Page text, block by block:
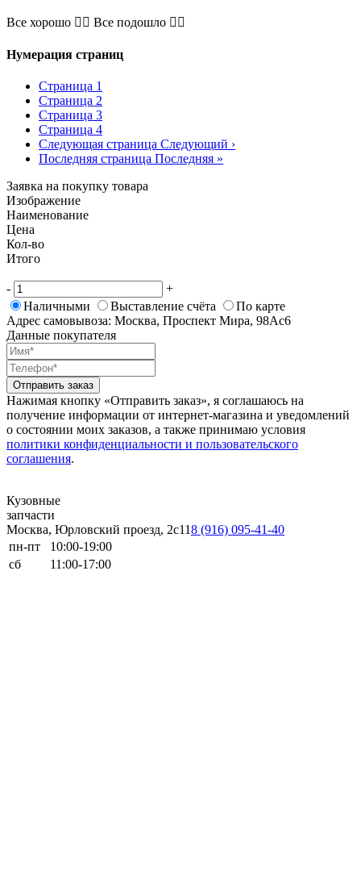
Все хорошо 👌🏽 Все подошло 👍🏽
Нумерация страниц
Страница 1
Страница 2
Страница 3
Страница 4
Следующая страница Следующий ›
Последняя страница Последняя »
Заявка на покупку товара
Изображение
Наименование
Цена
Кол-во
Итого
-
+
Наличными
Выставление счёта
По карте
Адрес самовывоза: Москва, Проспект Мира, 98Ас6
Данные покупателя
Отправить заказ
Нажимая кнопку «Отправить заказ», я соглашаюсь на
получение информации от интернет-магазина и уведомлений
о состоянии моих заказов, а также принимаю условия
политики конфиденциальности и пользовательского
соглашения.
Кузовные
запчасти
Москва, Юрловский проезд, 2с118 (916) 095-41-40
пн-пт
10:00-19:00
сб
11:00-17:00